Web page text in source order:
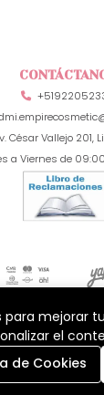
César Vallejo 201,
a Viernes de
¿Te gusta mi
0
para mejorar
el
de Cookies